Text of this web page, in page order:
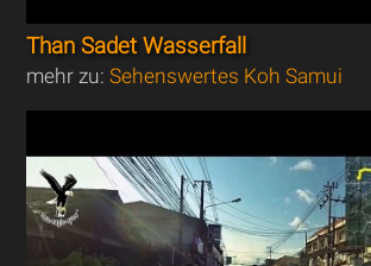
Than Sadet Wasserfall
mehr zu:Sehenswertes Koh Samui